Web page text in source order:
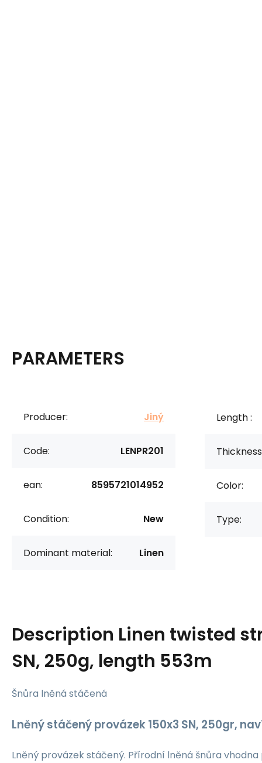
PARAMETERS
Producer: Jiný
Code: LENPR201
ean: 8595721014952
Condition: New
Dominant material: Linen
Length :
Color:
Type:
Description Linen twisted
SN, 250g, length 553m
Šnůra lněná stáčená
Lněný stáčený provázek 150x3 SN, 250gr,
Lněný provázek stáčený. Přírodní lněná šnůra